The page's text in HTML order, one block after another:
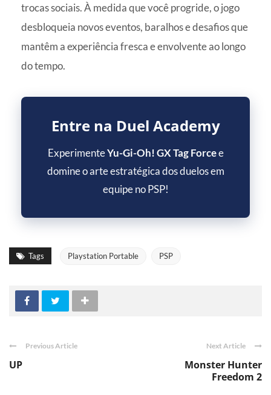
trocas sociais. À medida que você progride, o jogo
desbloqueia novos eventos, baralhos e desafios que
mantêm a experiência fresca e envolvente ao longo
do tempo.
Entre na Duel Academy
ExperimenteYu-Gi-Oh! GX Tag Forcee
domine o arte estratégica dos duelos em
equipe no PSP!
Tags Playstation Portable PSP
Previous Article
UP
Next Article
Monster Hunter
Freedom 2